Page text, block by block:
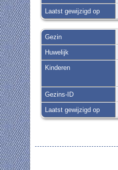
Laatst gewijzigd op
Gezin
Huwelijk
Kinderen
Gezins-ID
Laatst gewijzigd op